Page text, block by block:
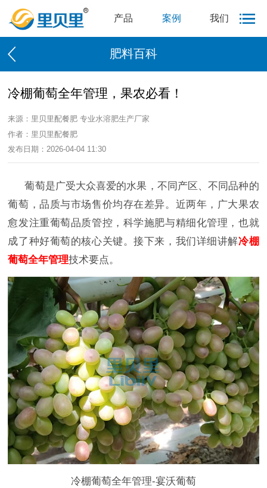
产品 案例 我们
肥料百科
冷棚葡萄全年管理，果农必看！
来源：里贝里配餐肥 专业水溶肥生产厂家
作者：里贝里配餐肥
发布日期：2026-04-04 11:30
葡萄是广受大众喜爱的水果，不同产区、不同品种的
葡萄，品质与市场售价均存在差异。近两年，广大果农
愈发注重葡萄品质管控，科学施肥与精细化管理，也就
成了种好葡萄的核心关键。接下来，我们详细讲解冷棚
葡萄全年管理技术要点。
冷棚葡萄全年管理-宴沃葡萄